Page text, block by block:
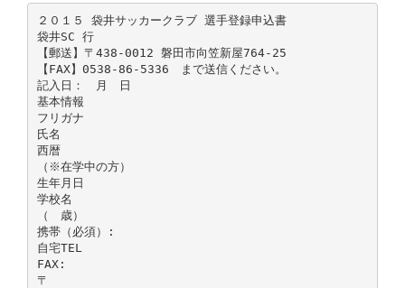
２０１５ 袋井サッカークラブ 選手登録申込書
袋井SC 行
【郵送】〒438-0012 磐田市向笠新屋764-25
【FAX】0538-86-5336 まで送信ください。
記入日： 月 日
基本情報
フリガナ
氏名
西暦
（※在学中の方）
生年月日
学校名
（ 歳）
携帯（必須）:
自宅TEL
FAX:
〒